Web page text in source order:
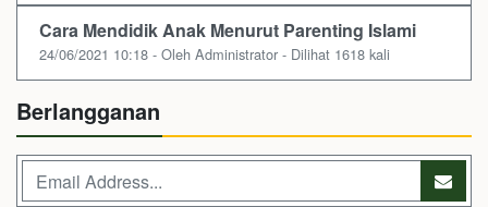
Cara Mendidik Anak Menurut Parenting Islami
24/06/2021 10:18 - Oleh Administrator - Dilihat 1618 kali
Berlangganan